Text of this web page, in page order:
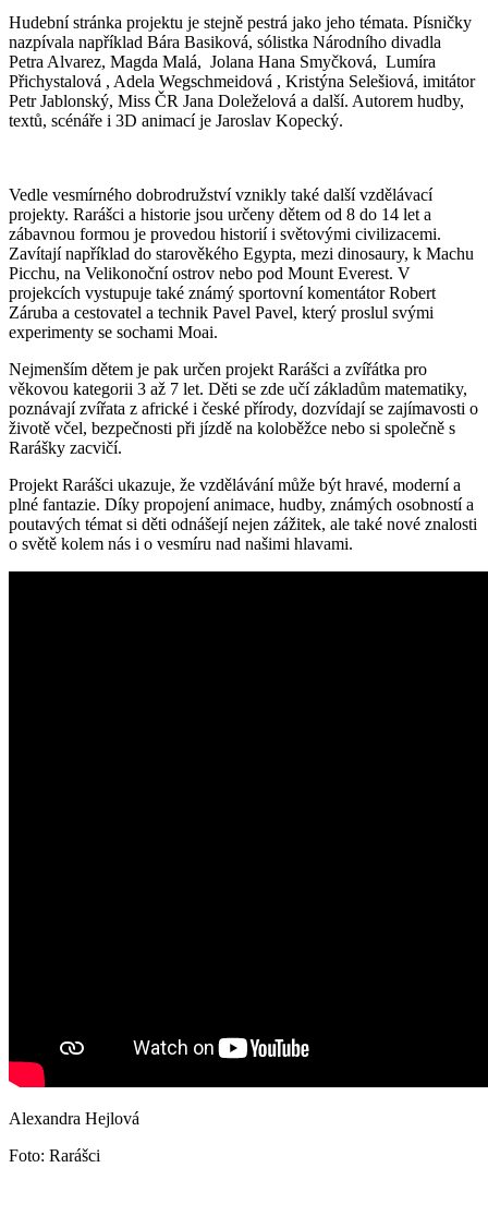
Hudební stránka projektu je stejně pestrá jako jeho témata. Písničky
nazpívala například Bára Basiková, sólistka Národního divadla
Petra Alvarez, Magda Malá, Jolana Hana Smyčková, Lumíra
Přichystalová , Adela Wegschmeidová , Kristýna Selešiová, imitátor
Petr Jablonský, Miss ČR Jana Doleželová a další. Autorem hudby,
textů, scénáře i 3D animací je Jaroslav Kopecký.
Vedle vesmírného dobrodružství vznikly také další vzdělávací
projekty. Rarášci a historie jsou určeny dětem od 8 do 14 let a
zábavnou formou je provedou historií i světovými civilizacemi.
Zavítají například do starověkého Egypta, mezi dinosaury, k Machu
Picchu, na Velikonoční ostrov nebo pod Mount Everest. V
projekcích vystupuje také známý sportovní komentátor Robert
Záruba a cestovatel a technik Pavel Pavel, který proslul svými
experimenty se sochami Moai.
Nejmenším dětem je pak určen projekt Rarášci a zvířátka pro
věkovou kategorii 3 až 7 let. Děti se zde učí základům matematiky,
poznávají zvířata z africké i české přírody, dozvídají se zajímavosti o
životě včel, bezpečnosti při jízdě na koloběžce nebo si společně s
Rarášky zacvičí.
Projekt Rarášci ukazuje, že vzdělávání může být hravé, moderní a
plné fantazie. Díky propojení animace, hudby, známých osobností a
poutavých témat si děti odnášejí nejen zážitek, ale také nové znalosti
o světě kolem nás i o vesmíru nad našimi hlavami.
Alexandra Hejlová
Foto: Rarášci